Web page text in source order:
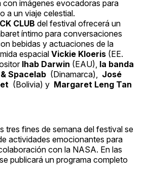
imágenes evocadoras para
a un viaje celestial.
CLUB del festival ofrecerá un
íntimo para conversaciones
bebidas y actuaciones de la
espacial Vickie Kloeris (EE.
Ihab Darwin (EAU), la banda
Spacelab (Dinamarca), José
(Bolivia) y Margaret Leng Tan
tres fines de semana del festival se
actividades emocionantes para
con la NASA. En las
publicará un programa completo